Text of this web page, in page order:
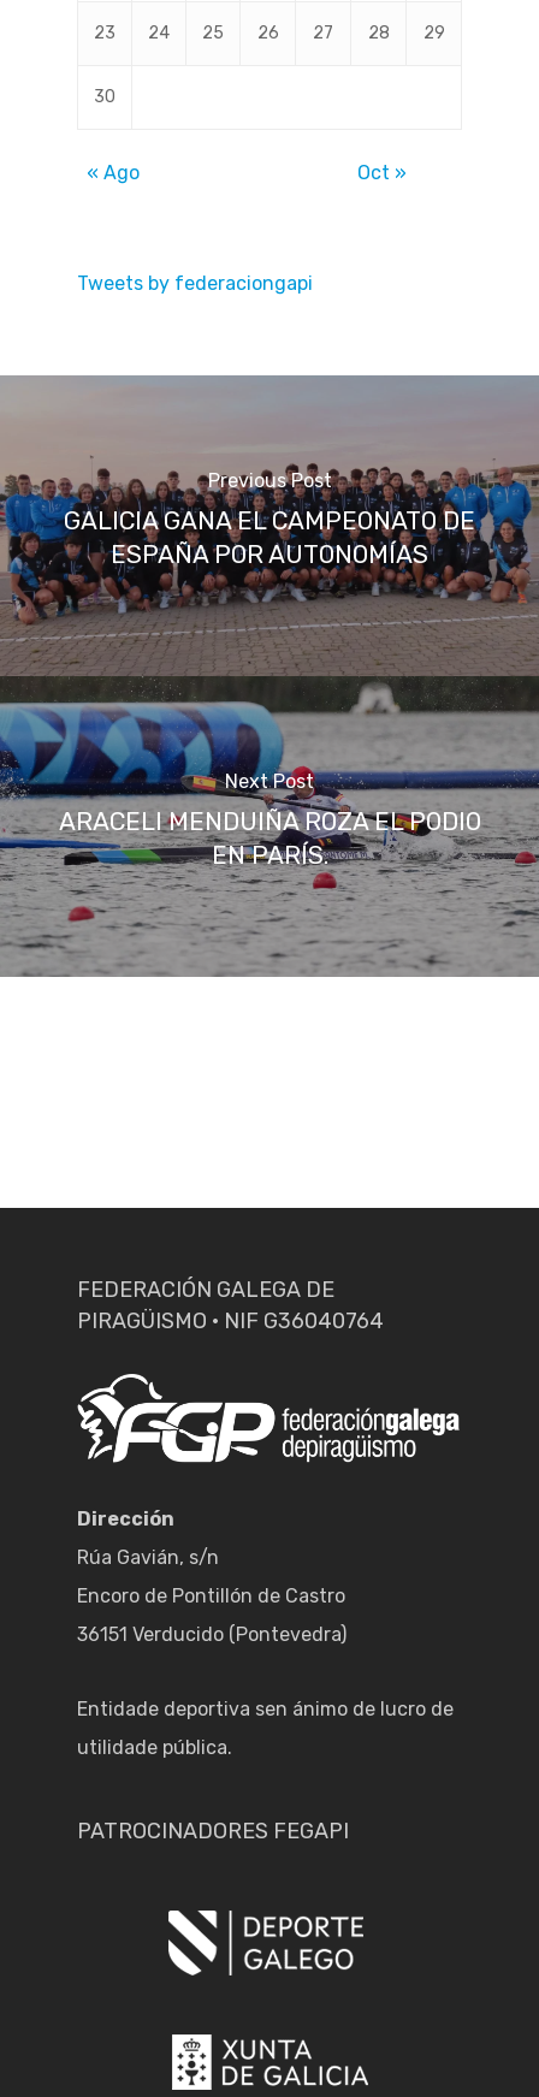
23 24 25 26 27 28 29
30
« Ago Oct »
Tweets by federaciongapi
Previous Post
GALICIA GANA EL CAMPEONATO DE
ESPAÑA POR AUTONOMÍAS
Next Post
ARACELI MENDUIÑA ROZA EL PODIO
EN PARÍS.
FEDERACIÓN GALEGA DE
PIRAGÜISMO · NIF G36040764
Dirección
Rúa Gavián, s/n
Encoro de Pontillón de Castro
36151 Verducido (Pontevedra)
Entidade deportiva sen ánimo de lucro de
utilidade pública.
PATROCINADORES FEGAPI